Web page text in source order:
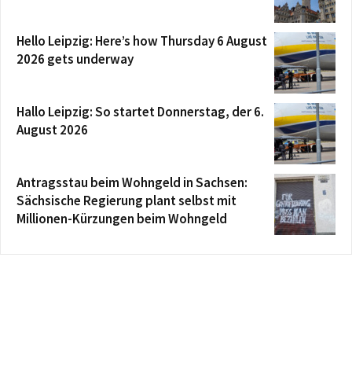
Hello Leipzig: Here’s how Thursday 6 August
2026 gets underway
Hallo Leipzig: So startet Donnerstag, der 6.
August 2026
Antragsstau beim Wohngeld in Sachsen:
Sächsische Regierung plant selbst mit
Millionen-Kürzungen beim Wohngeld